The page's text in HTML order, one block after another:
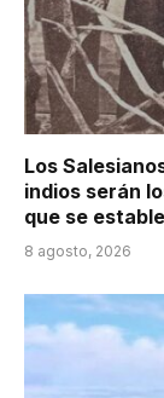
Los
indios serán
que se
8 agosto, 2026